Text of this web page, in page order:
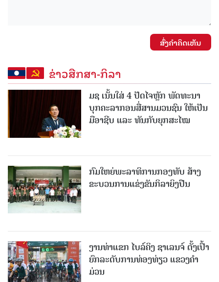
ສົ່ງຄໍາຄິດເຫັນ
ຂ່າວສືກສາ-ກິລາ
ມຊ ເນັ້ນໃສ່ 4 ປັດໄຈຫຼັກ ພັດທະນາ
ບຸກຄະລາກອນສື່ສານມວນຊົນ ໃຫ້ເປັນ
ມືອາຊີບ ແລະ ທັນກັບຍຸກສະໄໝ
ກົມໃຫຍ່ພະລາທິການກອງທັບ ສ້າງ
ຂະບວນການແຂ່ງຂັນກິລາຍິງປືນ
ງານທ່າແຂກ ໄບລ໌ຄິງ ຊາເລນຈ໌ ຕັ້ງເປົ້າ
ຍົກລະດັບການທ່ອງທ່ຽວ ແຂວງຄໍາ
ມ່ວນ